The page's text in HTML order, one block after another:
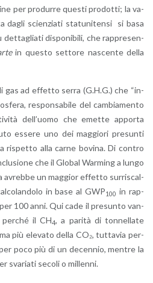
per pro­dur­re que­sti pro­dot­ti; la va­
dagli scien­zia­ti sta­tu­ni­ten­si si basa
det­ta­glia­ti di­spo­ni­bi­li, che rap­pre­sen­
in que­sto set­to­re na­scen­te della
gas ad ef­fet­to serra (G.H.G.) che “in­
re­spon­sa­bi­le del cam­bia­men­to
del­l’uo­mo che emet­te ap­por­ta
es­se­re uno dei mag­gio­ri pre­sun­ti
ri­spet­to alla carne bo­vi­na. Di con­tro
che il Glo­bal War­ming a lungo
avreb­be un mag­gior ef­fet­to sur­ri­scal­
in base al GWP100 in rap­
per 100 anni. Qui cade il pre­sun­to van­
il CH4, a pa­ri­tà di ton­nel­la­te
più ele­va­to della CO₂, tut­ta­via per­
poco più di un de­cen­nio, men­tre la
sva­ria­ti se­co­li o mil­len­ni.